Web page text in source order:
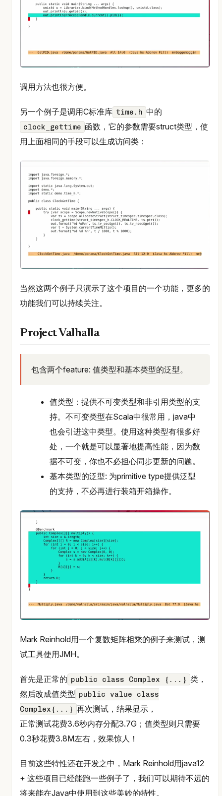
调用方法也很方便。
另一个例子是调用C标准库 time.h 中的
clock_gettime 函数，它的参数需要struct类型，使
用上面相同的手段可以生成访问类：
当然这两个例子只演示了这个项目的一个功能，更多的
功能我们可以持续关注。
Project Valhalla
包含两个feature: 值类型和基本类型的泛型。
值类型：提供不可变类型和非引用类型的支
持。不可变类型在Scala中很常用，java中
也会引进这中类型。使用这种类型有很多好
处，一个就是可以显著地提高性能，因为数
据不可变，你也不必担心同步更新的问题。
基本类型的泛型: 为primitive type提供泛型
的支持，不必再进行装箱开箱操作。
Mark Reinhold用一个复数矩阵相乘的例子来测试，测
试工具使用JMH。
首先是正常的 public class Complex {...} 类，
然后改成值类型 public value class
Complex{...} 再次测试，结果显示，
正常测试花费3.6秒内存分配3.7G；值类型则只需要
0.3秒花费3.8M左右，效果惊人！
目前这些特性还在开发之中，Mark Reinhold用java12
+ 这些项目已经能跑一些例子了，我们可以期待不远的
将来能在Java中使用到这些美妙的特性。